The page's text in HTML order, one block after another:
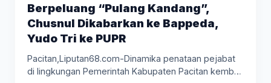
Berpeluang “Pulang Kandang”,
Chusnul Dikabarkan ke Bappeda,
Yudo Tri ke PUPR
Pacitan,Liputan68.com-Dinamika penataan pejabat
di lingkungan Pemerintah Kabupaten Pacitan kembali